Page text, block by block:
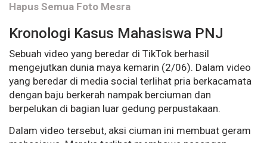
Hapus Semua Foto Mesra
Kronologi Kasus Mahasiswa PNJ
Sebuah video yang beredar di TikTok berhasil
mengejutkan dunia maya kemarin (2/06). Dalam video
yang beredar di media social terlihat pria berkacamata
dengan baju berkerah nampak berciuman dan
berpelukan di bagian luar gedung perpustakaan.
Dalam video tersebut, aksi ciuman ini membuat geram